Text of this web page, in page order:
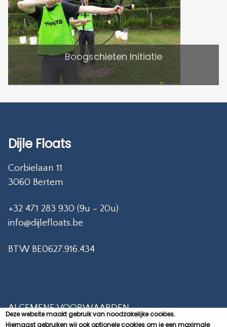
Boogschieten Initiatie
Dijle Floats
Corbielaan 11
3060 Bertem
+32 471 283 930 (9u - 20u)
info@dijlefloats.be
BTW BE0627.916.434
ALGEMENE VOORWAARDEN
Deze website maakt gebruik van noodzakelijke cookies.
Hiernaast gebruiken wij ook optionele cookies om je een maximale